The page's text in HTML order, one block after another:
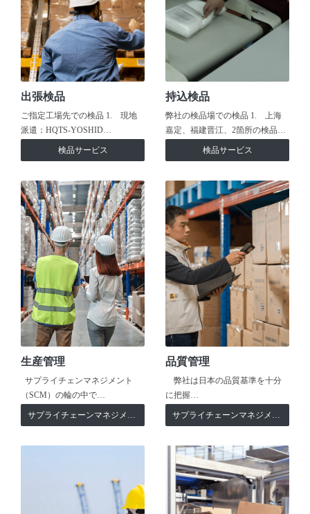
出張検品
ご指定工場先での検品 1. 現地
派遣：HQTS-YOSHID…
検品サービス
持込検品
弊社の検品場での検品 1. 上海
嘉定、福建晋江、2箇所の検品…
検品サービス
生産管理
サプライチェンマネジメント
（SCM）の輪の中で…
サプライチェーンマネジメント
品質管理
弊社は日本の品質基準を十分
に把握…
サプライチェーンマネジメント